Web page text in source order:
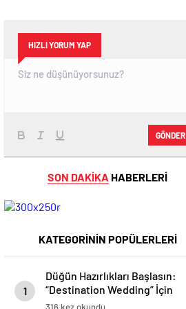
HIZLI YORUM YAP
GÖNDER
SON DAKİKA HABERLERİ
KATEGORİNİN POPÜLERLERİ
1
Düğün Hazırlıkları Başlasın:
“Destination Wedding” İçin
Güzellik Rehberi